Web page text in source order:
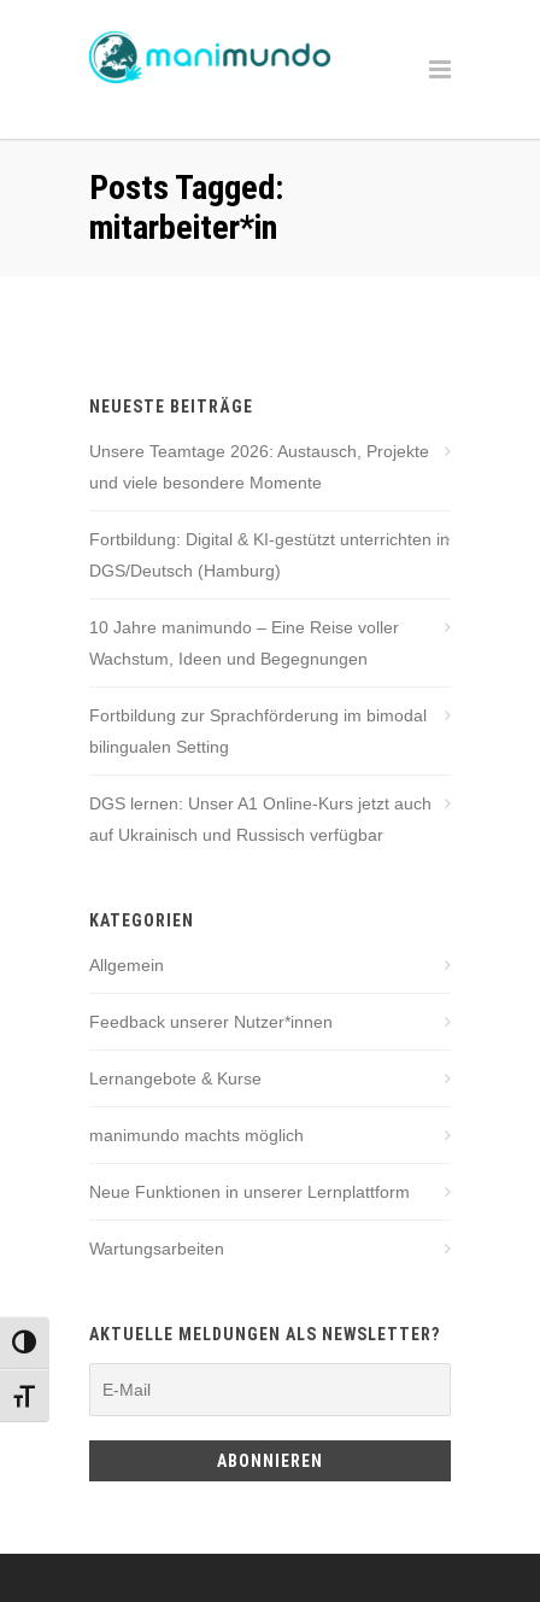
UMSCHALTEN AUF HOHE KONTRASTE
SCHRIFT VERGRÖSSERN
Posts Tagged:
mitarbeiter*in
NEUESTE BEITRÄGE
Unsere Teamtage 2026: Austausch, Projekte
und viele besondere Momente
Fortbildung: Digital & KI-gestützt unterrichten in
DGS/Deutsch (Hamburg)
10 Jahre manimundo – Eine Reise voller
Wachstum, Ideen und Begegnungen
Fortbildung zur Sprachförderung im bimodal
bilingualen Setting
DGS lernen: Unser A1 Online-Kurs jetzt auch
auf Ukrainisch und Russisch verfügbar
KATEGORIEN
Allgemein
Feedback unserer Nutzer*innen
Lernangebote & Kurse
manimundo machts möglich
Neue Funktionen in unserer Lernplattform
Wartungsarbeiten
AKTUELLE MELDUNGEN ALS NEWSLETTER?